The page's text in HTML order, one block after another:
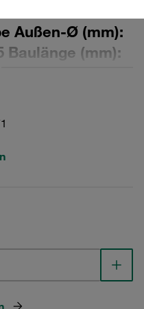
Außen-Ø (mm):
Baulänge (mm):
Wert >2